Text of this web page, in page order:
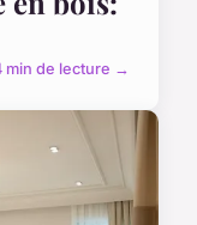
min de lecture →